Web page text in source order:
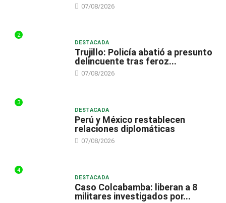
07/08/2026
2
DESTACADA
Trujillo: Policía abatió a presunto
delincuente tras feroz...
07/08/2026
3
DESTACADA
Perú y México restablecen
relaciones diplomáticas
07/08/2026
4
DESTACADA
Caso Colcabamba: liberan a 8
militares investigados por...